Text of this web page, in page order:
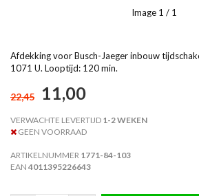
Image 1 / 1
Afdekking voor Busch-Jaeger inbouw
1071 U. Looptijd: 120 min.
22,45 11,00
VERWACHTE LEVERTIJD 1-2 WEKEN
GEEN VOORRAAD
ARTIKELNUMMER 1771-84-103
EAN 4011395226643